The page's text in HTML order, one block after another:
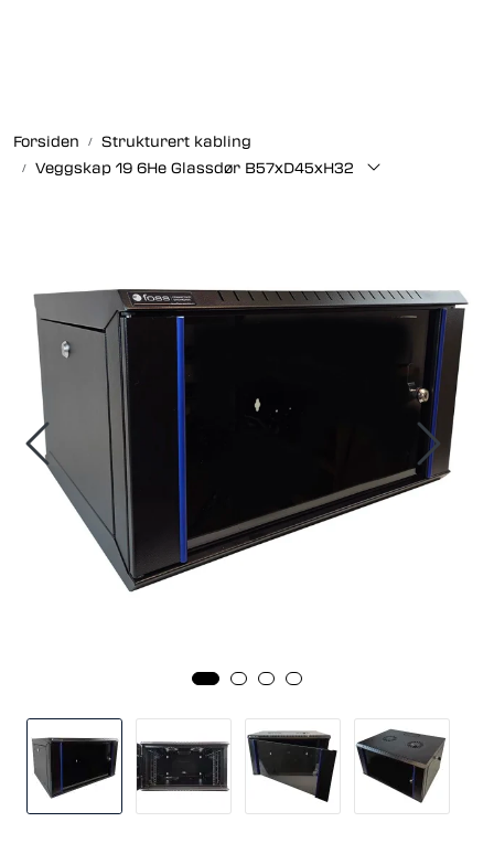
Forsiden
Strukturert kabling
Veggskap 19 6He Glassdør B57xD45xH32
Strukturert kabling
Kunnskapssenter
Nyheter
Om oss